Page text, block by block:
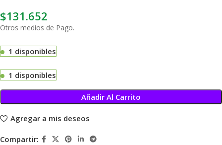
$131.652
Otros medios de Pago.
1 disponibles
1 disponibles
Añadir Al Carrito
Agregar a mis deseos
Compartir: